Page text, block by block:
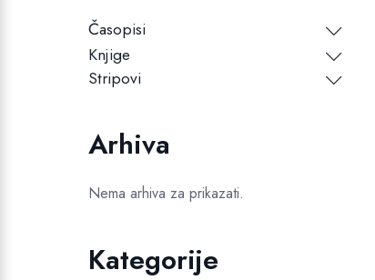
Časopisi
Knjige
Stripovi
Arhiva
Nema arhiva za prikazati.
Kategorije